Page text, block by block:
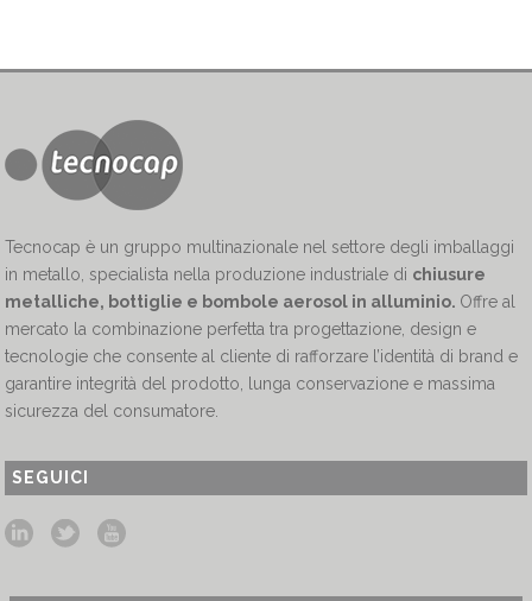
Tecnocap è un gruppo multinazionale nel settore degli imballaggi
in metallo, specialista nella produzione industriale di chiusure
metalliche, bottiglie e bombole aerosol in alluminio. Offre al
mercato la combinazione perfetta tra progettazione, design e
tecnologie che consente al cliente di rafforzare l’identità di brand e
garantire integrità del prodotto, lunga conservazione e massima
sicurezza del consumatore.
SEGUICI